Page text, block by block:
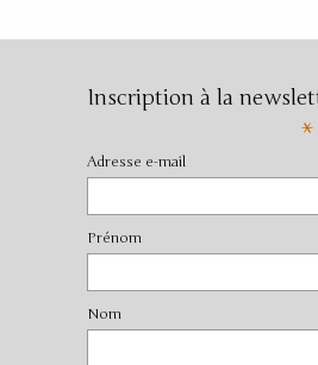
Inscription à la
*
Adresse e-mail
Prénom
Nom